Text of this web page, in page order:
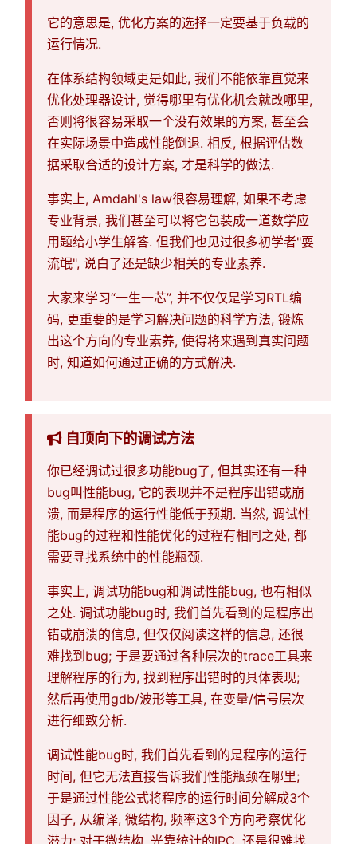
它的意思是, 优化方案的选择一定要基于负载的
运行情况.
在体系结构领域更是如此, 我们不能依靠直觉来
优化处理器设计, 觉得哪里有优化机会就改哪里,
否则将很容易采取一个没有效果的方案, 甚至会
在实际场景中造成性能倒退. 相反, 根据评估数
据采取合适的设计方案, 才是科学的做法.
事实上, Amdahl's law很容易理解, 如果不考虑
专业背景, 我们甚至可以将它包装成一道数学应
用题给小学生解答. 但我们也见过很多初学者"耍
流氓", 说白了还是缺少相关的专业素养.
大家来学习“一生一芯”, 并不仅仅是学习RTL编
码, 更重要的是学习解决问题的科学方法, 锻炼
出这个方向的专业素养, 使得将来遇到真实问题
时, 知道如何通过正确的方式解决.
自顶向下的调试方法
你已经调试过很多功能bug了, 但其实还有一种
bug叫性能bug, 它的表现并不是程序出错或崩
溃, 而是程序的运行性能低于预期. 当然, 调试性
能bug的过程和性能优化的过程有相同之处, 都
需要寻找系统中的性能瓶颈.
事实上, 调试功能bug和调试性能bug, 也有相似
之处. 调试功能bug时, 我们首先看到的是程序出
错或崩溃的信息, 但仅仅阅读这样的信息, 还很
难找到bug; 于是要通过各种层次的trace工具来
理解程序的行为, 找到程序出错时的具体表现;
然后再使用gdb/波形等工具, 在变量/信号层次
进行细致分析.
调试性能bug时, 我们首先看到的是程序的运行
时间, 但它无法直接告诉我们性能瓶颈在哪里;
于是通过性能公式将程序的运行时间分解成3个
因子, 从编译, 微结构, 频率这3个方向考察优化